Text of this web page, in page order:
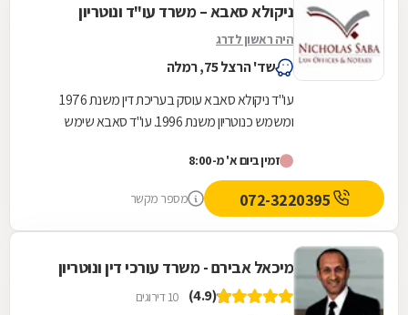
ניקולא סאבא – משרד עו"ד ונוטריון
היה ראשון לדרג
שד' הרצל 75, רמלה
עו"ד ניקולא סאבא עוסק בעריכת דין משנת 1976
ומשמש כנוטריון משנת 1996. עו"ד סאבא שימש
במשך 4...
זמין ביום א' מ-8:00
מספר מקשר
מיכאל אבירם - משרד עורכי דין ונוטריון
(4.9) 10 דירוגים